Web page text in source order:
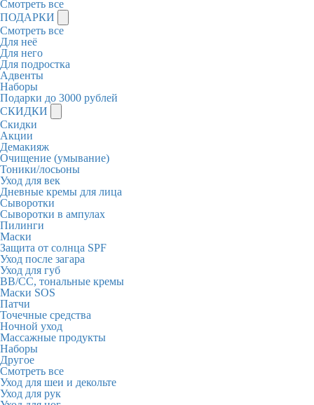
Смотреть все
ПОДАРКИ
Смотреть все
Для неё
Для него
Для подростка
Адвенты
Наборы
Подарки до 3000 рублей
СКИДКИ
Скидки
Акции
Демакияж
Очищение (умывание)
Тоники/лосьоны
Уход для век
Дневные кремы для лица
Сыворотки
Сыворотки в ампулах
Пилинги
Маски
Защита от солнца SPF
Уход после загара
Уход для губ
BB/CC, тональные кремы
Маски SOS
Патчи
Точечные средства
Ночной уход
Массажные продукты
Наборы
Другое
Смотреть все
Уход для шеи и декольте
Уход для рук